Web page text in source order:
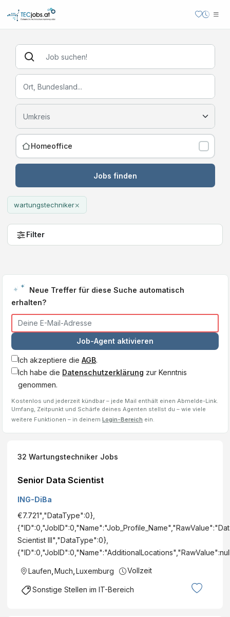
Homeoffice
Jobs finden
wartungstechniker×
Filter
Neue Treffer für diese Suche automatisch
erhalten?
Job-Agent aktivieren
Ich akzeptiere die AGB.
Ich habe die Datenschutzerklärung zur Kenntnis
genommen.
Kostenlos und jederzeit kündbar – jede Mail enthält einen Abmelde-Link.
Umfang, Zeitpunkt und Schärfe deines Agenten stellst du – wie viele
weitere Funktionen – in deinem Login-Bereich ein.
32 Wartungstechniker Jobs
Senior Data Scientist
ING-DiBa
€7.721","DataType":0},
Scientist III","DataType":0},
Laufen Much Luxemburg Vollzeit
Sonstige Stellen im IT-Bereich